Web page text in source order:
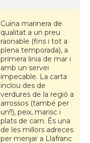
Cuina marinera de
qualitat a un preu
raonable (fins i tot a
plena temporada), a
primera linia de mar i
amb un servei
impecable. La carta
inclou des de
verdures de la regió a
arrossos (també per
un!!), peix, marisc i
plats de carn. És una
de les millors adreces
per menjar a Llafranc